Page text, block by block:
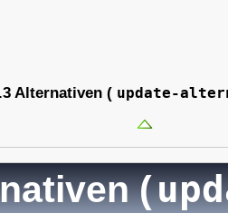
Alternativen ( update-
(